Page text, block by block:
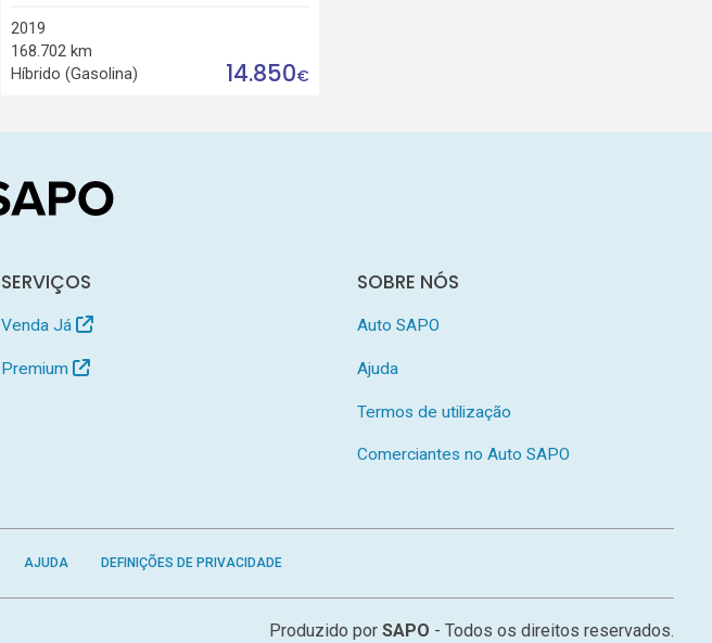
2019
168.702 km
Híbrido (Gasolina)
14.850€
SERVIÇOS
Venda Já
Premium
SOBRE NÓS
Auto SAPO
Ajuda
Termos de utilização
Comerciantes no Auto SAPO
AJUDA DEFINIÇÕES DE PRIVACIDADE
Produzido porSAPO - Todos os direitos reservados.